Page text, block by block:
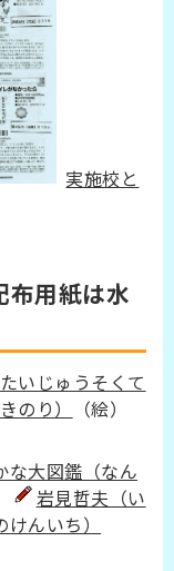
実施校と
布用紙は水
いじゅうそくて
のり）
（絵）
な大図鑑（なん
岩見哲夫（い
んいち）